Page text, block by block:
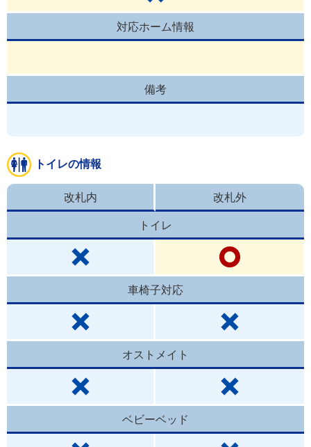
対応ホーム情報
備考
トイレの情報
改札内 改札外
トイレ
車椅子対応
オストメイト
ベビーベッド